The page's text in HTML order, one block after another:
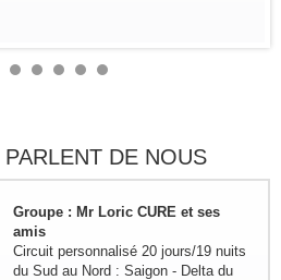
DE NOUS
Remerciement de la famille
Groupe : Mr Loric CURE et ses
amis
Circuit personnalisé 20 jours/19 nuits
du Sud au Nord : Saigon - Delta du